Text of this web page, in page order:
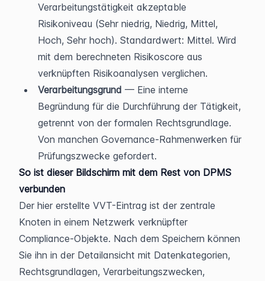
Verarbeitungstätigkeit akzeptable
Risikoniveau (Sehr niedrig, Niedrig, Mittel,
Hoch, Sehr hoch). Standardwert: Mittel. Wird
mit dem berechneten Risikoscore aus
verknüpften Risikoanalysen verglichen.
Verarbeitungsgrund — Eine interne
Begründung für die Durchführung der Tätigkeit,
getrennt von der formalen Rechtsgrundlage.
Von manchen Governance-Rahmenwerken für
Prüfungszwecke gefordert.
So ist dieser Bildschirm mit dem Rest von DPMS
verbunden
Der hier erstellte VVT-Eintrag ist der zentrale
Knoten in einem Netzwerk verknüpfter
Compliance-Objekte. Nach dem Speichern können
Sie ihn in der Detailansicht mit Datenkategorien,
Rechtsgrundlagen, Verarbeitungszwecken,